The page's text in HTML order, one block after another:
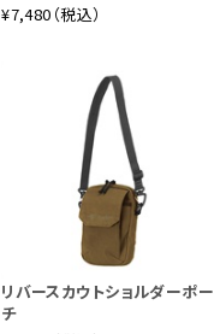
¥7,480（税込）
リバースカウトショルダーポー
チ